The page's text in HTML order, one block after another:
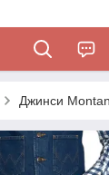
Джинси